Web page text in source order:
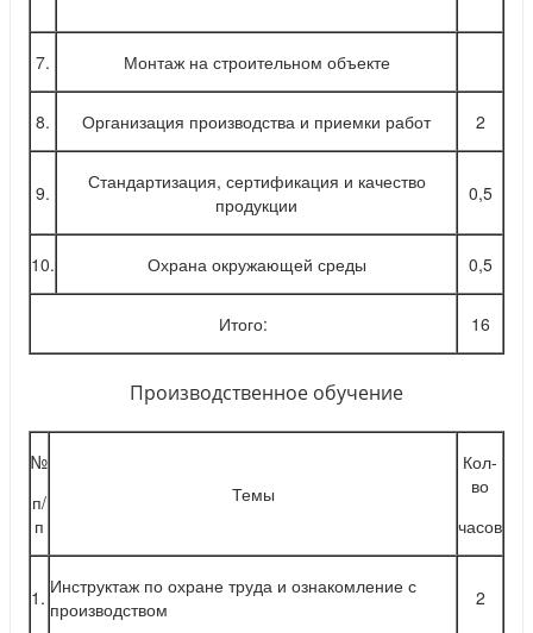
7. Монтаж на строительном объекте
8. Организация производства и приемки работ 2
9.
Стандартизация, сертификация и качество
продукции
0,5
10. Охрана окружающей среды 0,5
Итого: 16
Производственное обучение
№
п/
п
Темы
Кол-
во
часов
1. Инструктаж по охране труда и ознакомление с
производством
2